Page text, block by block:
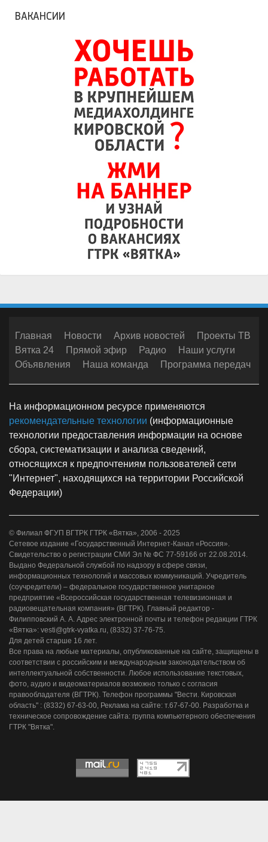
ВАКАНСИИ
Главная Новости Архив новостей
Проекты ТВ
Вятка 24
Прямой эфир Радио
Наши услуги
Объявления
Наша команда Программа передач
На информационном ресурсе применяются
рекомендательные технологии (информационные
технологии предоставления информации на основе
сбора, систематизации и анализа сведений,
относящихся к предпочтениям пользователей сети
"Интернет", находящихся на территории Российской
Федерации)
© Филиал ФГУП ВГТРК ГТРК «Вятка», 2006 - 2025
Сетевое издание «Государственный Интернет-Канал «Россия».
Свидетельство о регистрации СМИ Эл № ФС 77-59166 от 22.08.2014.
Выдано Федеральной службой по надзору в сфере связи,
информационных технологий и массовых коммуникаций. Учредитель
(соучредители) – федеральное государственное унитарное
предприятие «Всероссийская государственная телевизионная и
радиовещательная компания» (ВГТРК). Главный редактор -
Филипповский А. А. Адрес электронной почты и телефон редакции ГТРК
«Вятка»: vesti@gtrk-vyatka.ru, (8332) 37-76-75.
Для детей старше 16 лет.
Все права на любые материалы, опубликованные на сайте, защищены в
соответствии с российским и международным законодательством об
интеллектуальной собственности. Любое использование текстовых,
фото, аудио и видеоматериалов возможно только с согласия
правообладателя (ВГТРК). Телефон программы "Вести. Кировская
область" : (8332) 67-63-00, Реклама на сайте: т.67-67-00. Разработка и
техническое сопровождение сайта: группа компьютерного обеспечения
ГТРК "Вятка".